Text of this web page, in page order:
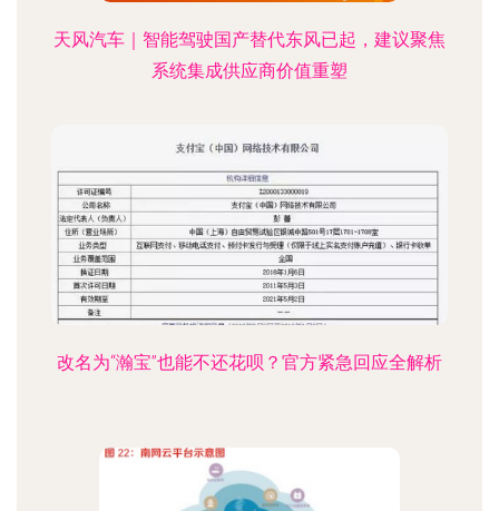
天风汽车｜智能驾驶国产替代东风已起，建议聚焦
系统集成供应商价值重塑
改名为“瀚宝”也能不还花呗？官方紧急回应全解析